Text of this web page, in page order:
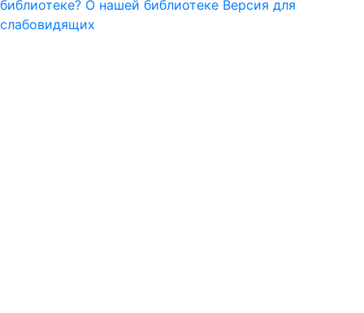
библиотеке? О нашей библиотеке Версия для
слабовидящих